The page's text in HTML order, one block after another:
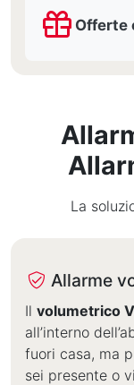
Offerte
La
Allarme
Il volumetrico
all’interno
fuori casa, ma
sei presente o